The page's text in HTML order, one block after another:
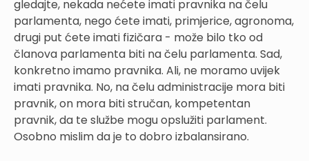
gledajte, nekada nećete imati pravnika na čelu
parlamenta, nego ćete imati, primjerice, agronoma,
drugi put ćete imati fizičara - može bilo tko od
članova parlamenta biti na čelu parlamenta. Sad,
konkretno imamo pravnika. Ali, ne moramo uvijek
imati pravnika. No, na čelu administracije mora biti
pravnik, on mora biti stručan, kompetentan
pravnik, da te službe mogu opslužiti parlament.
Osobno mislim da je to dobro izbalansirano.